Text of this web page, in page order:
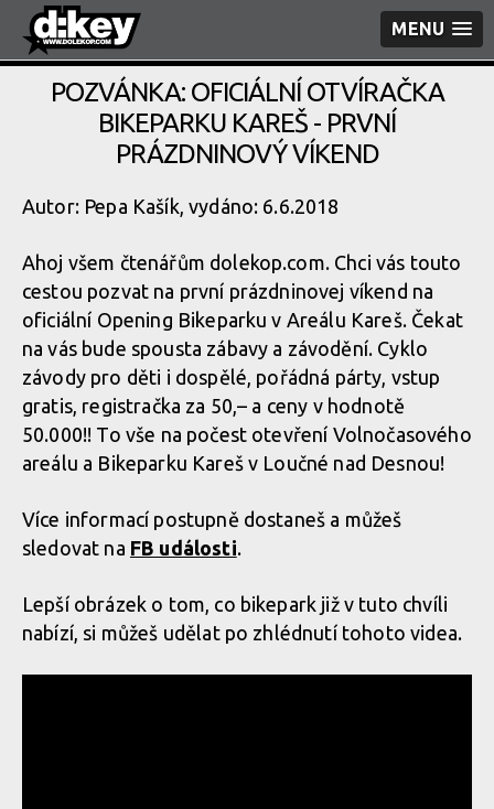
MENU
POZVÁNKA: OFICIÁLNÍ OTVÍRAČKA
BIKEPARKU KAREŠ - PRVNÍ
PRÁZDNINOVÝ VÍKEND
Autor: Pepa Kašík, vydáno: 6.6.2018
Ahoj všem čtenářům dolekop.com. Chci vás touto
cestou pozvat na první prázdninovej víkend na
oficiální Opening Bikeparku v Areálu Kareš. Čekat
na vás bude spousta zábavy a závodění. Cyklo
závody pro děti i dospělé, pořádná párty, vstup
gratis, registračka za 50,– a ceny v hodnotě
50.000!! To vše na počest otevření Volnočasového
areálu a Bikeparku Kareš v Loučné nad Desnou!
Více informací postupně dostaneš a můžeš
sledovat na FB události.
Lepší obrázek o tom, co bikepark již v tuto chvíli
nabízí, si můžeš udělat po zhlédnutí tohoto videa.